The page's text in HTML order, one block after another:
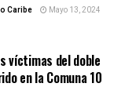
Caribe Mayo 13, 2024
víctimas del doble
en la Comuna 10